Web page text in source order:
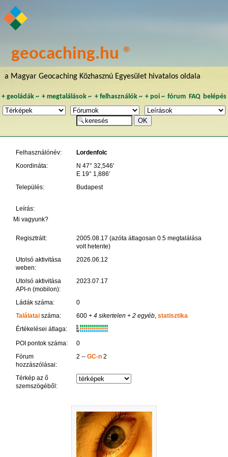
geocaching.hu ®
a Magyar Geocaching Közhasznú Egyesület hivatalos oldala
+ geoládák~ +megtalálások ~ + felhasználók~ + poi~ fórum FAQ belépés
Felhasználónév:
Lordenfolc
Koordináta:
N 47° 32,546'
E 19° 1,886'
Település:
Budapest
Leírás:
Mi vagyunk?
Regisztrált:
2005.08.17 (azóta átlagosan 0.5 megtalálása
volt hetente)
Utolsó aktivitása
weben:
2026.06.12
Utolsó aktivitása
API-n (mobilon):
2023.07.17
Ládák száma:
0
Találataiszáma: 600+ 4 sikertelen + 2 egyéb, statisztika
Értékelései átlaga:
K
R
W
POI pontok száma:
0
Fórum
hozzászólásai:
2 -- GC-n2
Térkép az ő
szemszögéből: